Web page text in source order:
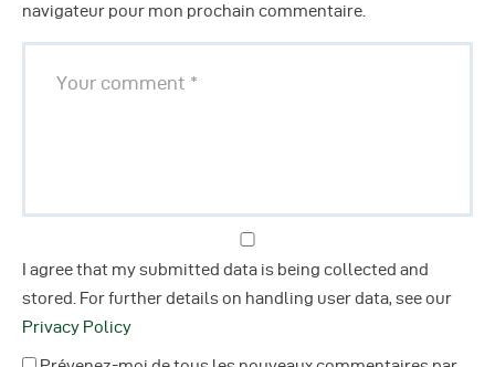
navigateur pour mon prochain commentaire.
I agree that my submitted data is being collected and
stored. For further details on handling user data, see our
Privacy Policy